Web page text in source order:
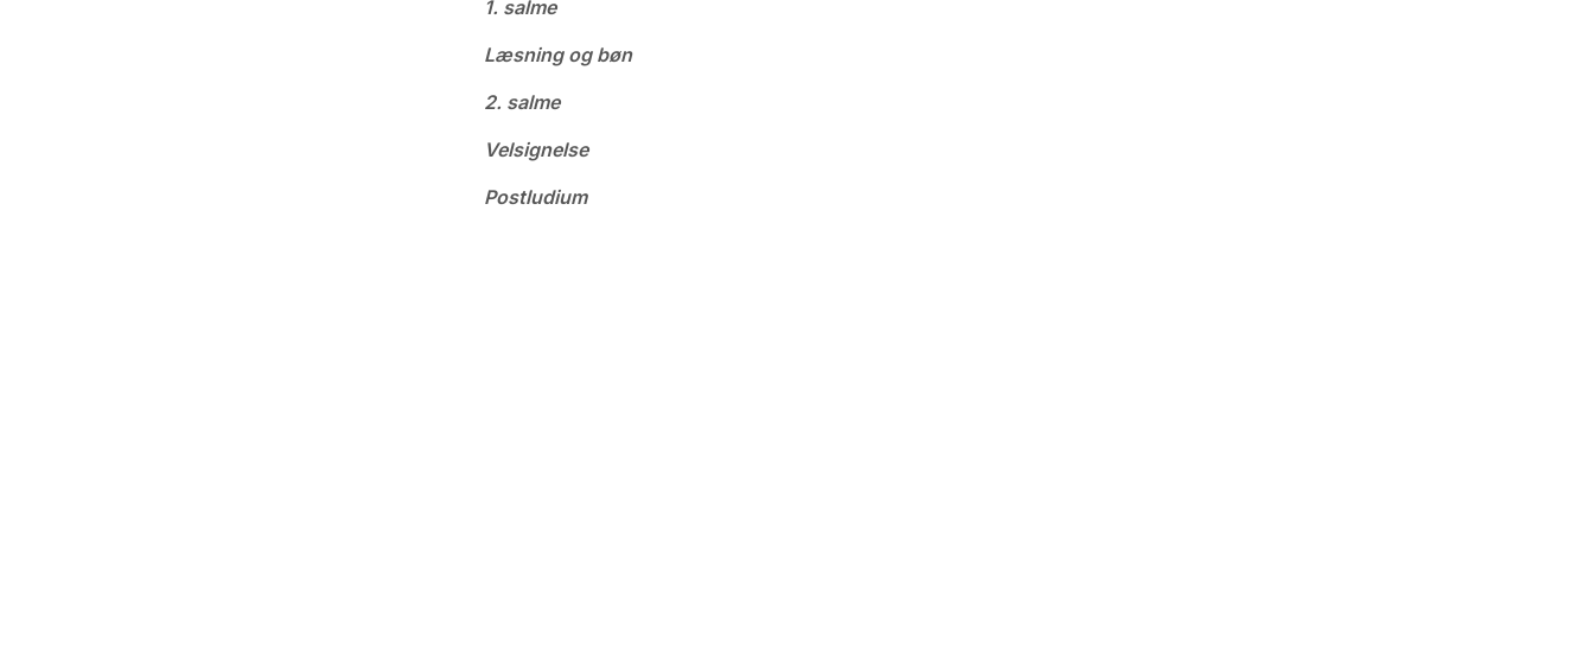
1. salme
Læsning og bøn
2. salme
Velsignelse
Postludium